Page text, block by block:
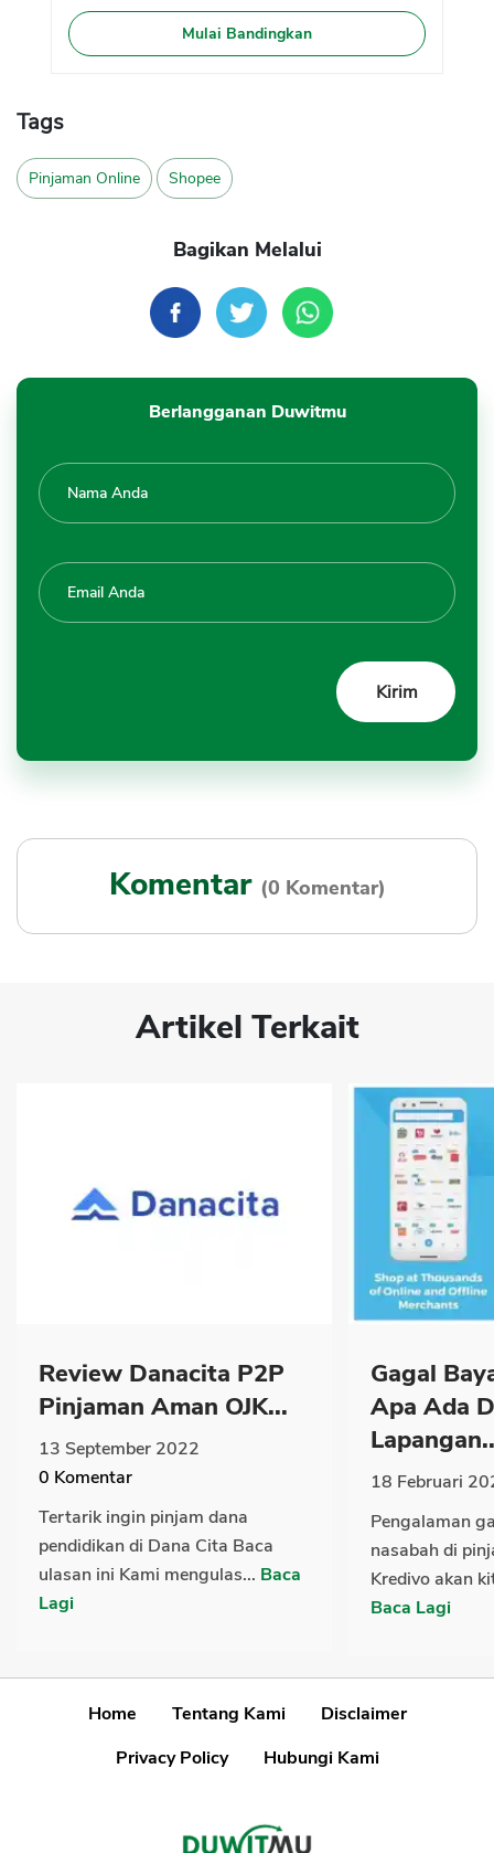
Mulai Bandingkan
Tags
Pinjaman Online Shopee
Bagikan Melalui
Berlangganan Duwitmu
Komentar (0 Komentar)
Artikel Terkait
Review Danacita P2P
Pinjaman Aman OJK...
13 September 2022
0 Komentar
Tertarik ingin pinjam dana
pendidikan di Dana Cita Baca
ulasan ini Kami mengulas... Baca
Lagi
Gagal
Apa Ada
18 Februari
Pengalaman
nasabah di
Kredivo akan
Baca Lagi
Home Tentang Kami
Disclaimer
Privacy Policy
Hubungi Kami